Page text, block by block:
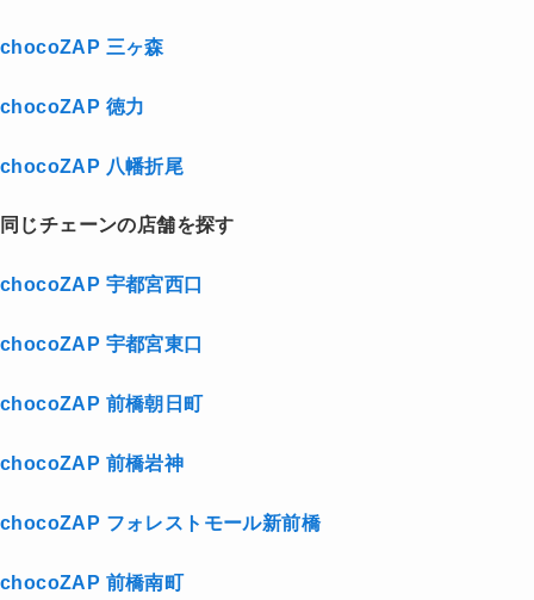
chocoZAP 三ヶ森
chocoZAP 徳力
chocoZAP 八幡折尾
同じチェーンの店舗を探す
chocoZAP 宇都宮西口
chocoZAP 宇都宮東口
chocoZAP 前橋朝日町
chocoZAP 前橋岩神
chocoZAP フォレストモール新前橋
chocoZAP 前橋南町